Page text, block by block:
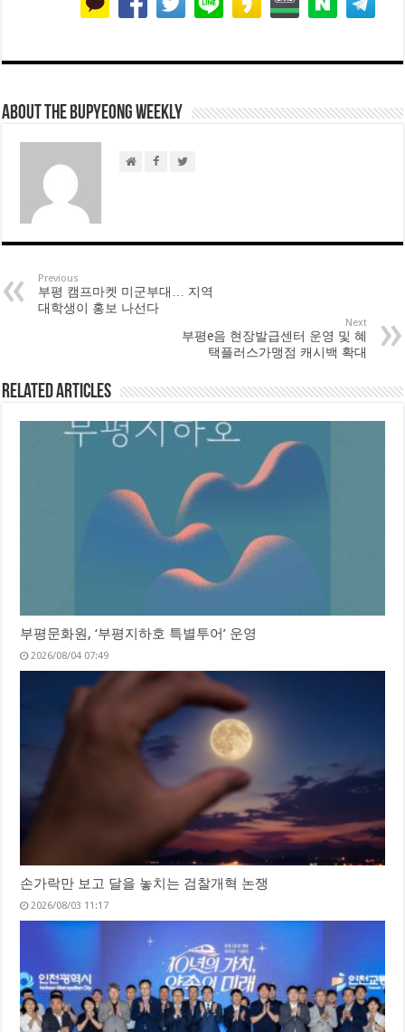
About THE BUPYEONG WEEKLY
Previous
부평 캠프마켓 미군부대… 지역
대학생이 홍보 나선다
Next
부평e음 현장발급센터 운영 및 혜
택플러스가맹점 캐시백 확대
Related Articles
부평문화원, ‘부평지하호 특별투어’ 운영
2026/08/04 07:49
손가락만 보고 달을 놓치는 검찰개혁 논쟁
2026/08/03 11:17